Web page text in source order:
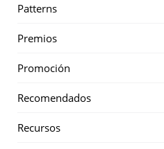
Patterns
Premios
Promoción
Recomendados
Recursos